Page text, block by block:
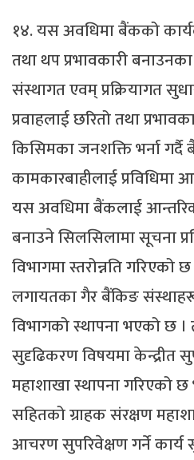
१४. यस अवधिमा बैंकको
तथा थप प्रभावकारी
संस्थागत एवम् प्रक्रियागत
प्रवाहलाई छरितो तथा
किसिमका जनशक्ति भर्ना
कामकारबाहीलाई प्रविधिमा
यस अवधिमा बैंकलाई
बनाउने सिलसिलामा सूचना
विभागमा स्तरोन्नति गरिएको
लगायतका गैर बैंकिङ
विभागको स्थापना भएको छ ।
सुदृढिकरण विषयमा केन्द्रीत
महाशाखा स्थापना गरिएको छ
सहितको ग्राहक संरक्षण
आचरण सुपरिवेक्षण गर्ने